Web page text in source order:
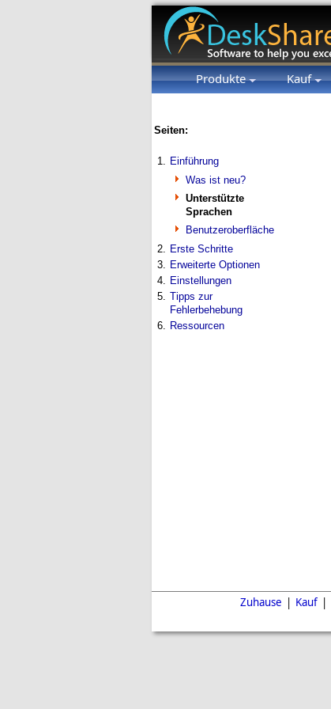
Produkte Kauf
Seiten:
1. Einführung
Was ist neu?
Unterstützte
Sprachen
Benutzeroberfläche
2. Erste Schritte
3. Erweiterte Optionen
4. Einstellungen
5. Tipps zur
Fehlerbehebung
6. Ressourcen
Zuhause | Kauf |